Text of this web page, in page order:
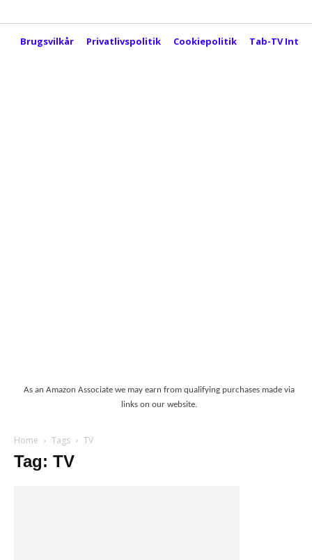
Brugsvilkår Privatlivspolitik Cookiepolitik Tab-TV
As an Amazon Associate we may earn from qualifying purchases made via
links on our website.
Home Tags TV
Tag: TV